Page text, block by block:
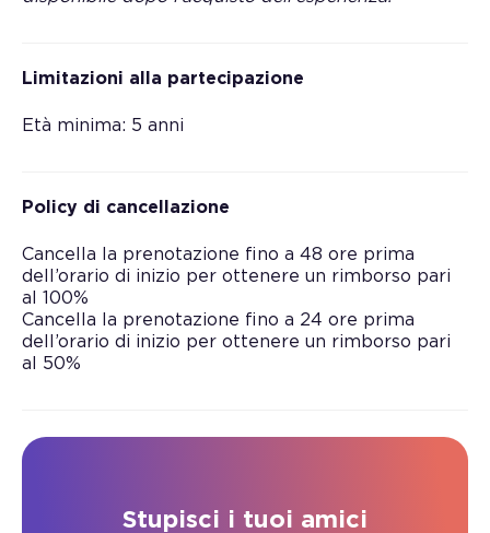
Limitazioni alla partecipazione
Età minima: 5 anni
Policy di cancellazione
Cancella la prenotazione fino a 48 ore prima
dell’orario di inizio per ottenere un rimborso pari
al 100%
Cancella la prenotazione fino a 24 ore prima
dell’orario di inizio per ottenere un rimborso pari
al 50%
Stupisci i tuoi amici